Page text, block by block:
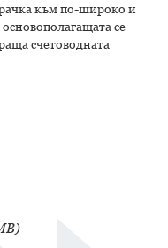
към по-широко и
се
счетоводната